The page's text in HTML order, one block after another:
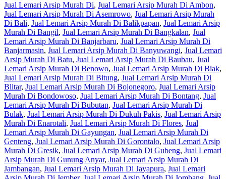
Jual Lemari Arsip Murah Di, Jual Lemari Arsip Murah Di Ambon,
Jual Lemari Arsip Murah Di Asemrowo, Jual Lemari Arsip Murah
Di Bali, Jual Lemari Arsip Murah Di Balikpapan, Jual Lemari Arsip
Murah Di Bangil, Jual Lemari Arsip Murah Di Bangkalan, Jual
Lemari Arsip Murah Di Banjarbaru, Jual Lemari Arsip Murah Di
Banjarmasin, Jual Lemari Arsip Murah Di Banyuwangi, Jual Lemari
Arsip Murah Di Batu, Jual Lemari Arsip Murah Di Baubau, Jual
Lemari Arsip Murah Di Benowo, Jual Lemari Arsip Murah Di Biak,
Jual Lemari Arsip Murah Di Bitung, Jual Lemari Arsip Murah Di
Blitar, Jual Lemari Arsip Murah Di Bojonegoro, Jual Lemari Arsip
Murah Di Bondowoso, Jual Lemari Arsip Murah Di Bontang, Jual
Lemari Arsip Murah Di Bubutan, Jual Lemari Arsip Murah Di
Bulak, Jual Lemari Arsip Murah Di Dukuh Pakis, Jual Lemari Arsip
Murah Di Enarotali, Jual Lemari Arsip Murah Di Flores, Jual
Lemari Arsip Murah Di Gayungan, Jual Lemari Arsip Murah Di
Genteng, Jual Lemari Arsip Murah Di Gorontalo, Jual Lemari Arsip
Murah Di Gresik, Jual Lemari Arsip Murah Di Gubeng, Jual Lemari
Arsip Murah Di Gunung Anyar, Jual Lemari Arsip Murah Di
Jambangan, Jual Lemari Arsip Murah Di Jayapura, Jual Lemari